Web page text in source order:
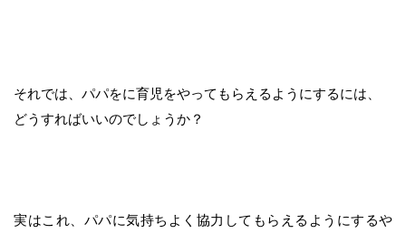
それでは、パパをに育児をやってもらえるようにするには、
どうすればいいのでしょうか？
実はこれ、パパに気持ちよく協力してもらえるようにするや